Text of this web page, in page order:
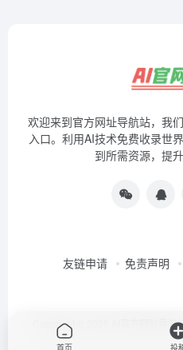
欢迎来到官方网址导航站，我
入口。利用AI技术免费收录世
到所需资源，提
友链申请 免责声明
Copyright © 2026 AI官方网址导航
首页 投